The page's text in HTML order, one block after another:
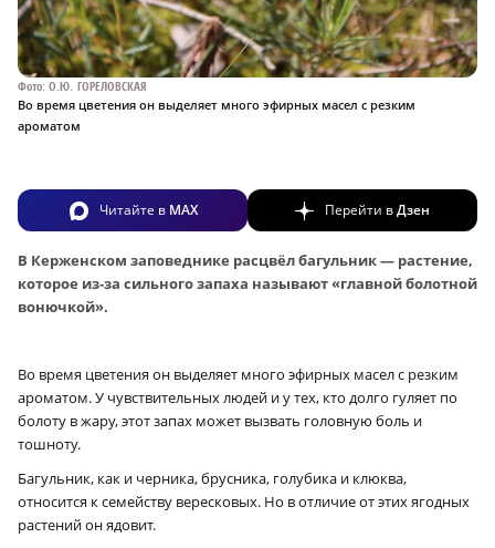
Фото: О.Ю. ГОРЕЛОВСКАЯ
Во время цветения он выделяет много эфирных масел с резким
ароматом
Читайте в MAX Перейти вДзен
В Керженском заповеднике расцвёл багульник — растение,
которое из‑за сильного запаха называют «главной болотной
вонючкой».
Во время цветения он выделяет много эфирных масел с резким
ароматом. У чувствительных людей и у тех, кто долго гуляет по
болоту в жару, этот запах может вызвать головную боль и
тошноту.
Багульник, как и черника, брусника, голубика и клюква,
относится к семейству вересковых. Но в отличие от этих ягодных
растений он ядовит.